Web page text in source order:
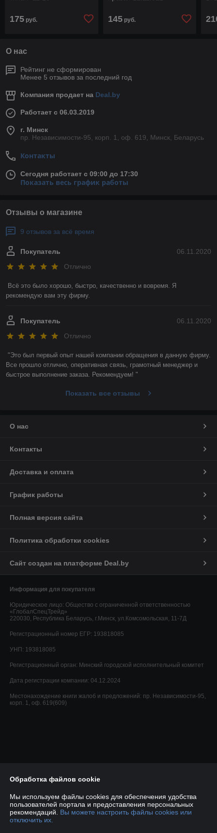
175 руб. 145руб.
О нас
Рейтинг не сформирован
Менее 5 отзывов за последний год
Компания продает на Deal.by
Работает с 06.03.2019
г. Минск
пр. Независимости-95, корп. 1, оф. 619, Минск, Беларусь
Контакты
Сегодня работает с 09:00 до 17:30
Показать весь график работы
Отзывы о магазине
9 отзывов за всё время
06.11.2020
Покупатель
Отлично
Всё это было хорошо, быстро, качественно и вовремя. Я
рекомендую вам эту фирму.
06.11.2020
Покупатель
Отлично
"Это был первый опыт нашей компании обращения в данную фирму.
Все прошло отлично, оперативная связь, грамотный менеджер и
быстрое выполнение заказа. Рекомендуем! "
Показать все отзывы
О нас
Контакты
Доставка и оплата
График работы
Полная версия сайта
Политика обработки cookies
Сайт создан на платформе Deal.by
Информация для покупателя
Юридическое лицо: Общество с ограниченной ответственностью
«ГлобалСпецТрейд»
220030, Республика Беларусь, г.Минск, ул.Комсомольская, 11-7Д
Регистрационный номер ЕГР: 193818085
УНП: 193818085
Регистрационный орган: Минский городской исполнительный комитет
Дата регистрации компании: 04.12.2024
Местонахождение книги жалоб и предложений: пр. Независимости-95,
корп. 1, оф. 619(609)
Обработка файлов cookie
Мы используем файлы cookies для обеспечения удобства
пользователей портала и предоставления персональных
рекомендаций. Вы можете настроить файлы cookies или
отключить их.